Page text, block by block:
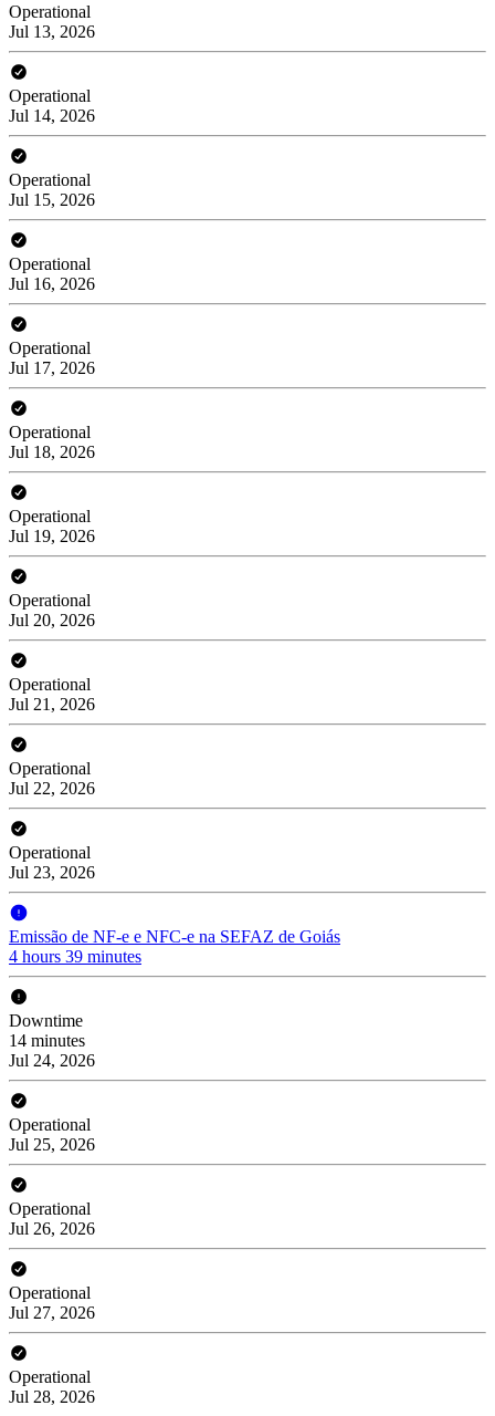
Operational
Jul 13, 2026
Operational
Jul 14, 2026
Operational
Jul 15, 2026
Operational
Jul 16, 2026
Operational
Jul 17, 2026
Operational
Jul 18, 2026
Operational
Jul 19, 2026
Operational
Jul 20, 2026
Operational
Jul 21, 2026
Operational
Jul 22, 2026
Operational
Jul 23, 2026
Emissão de NF-e e NFC-e na SEFAZ de Goiás
4 hours 39 minutes
Downtime
14 minutes
Jul 24, 2026
Operational
Jul 25, 2026
Operational
Jul 26, 2026
Operational
Jul 27, 2026
Operational
Jul 28, 2026